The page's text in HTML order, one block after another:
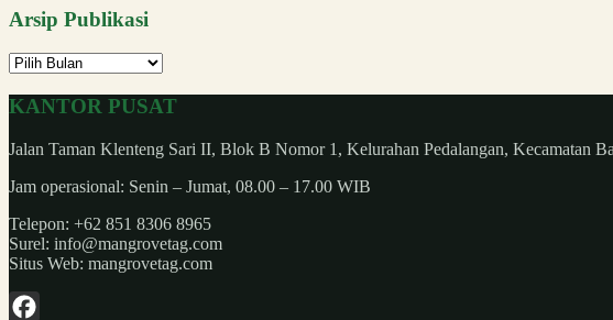
Arsip Publikasi
Arsip
KANTOR PUSAT
Jalan Taman Klenteng Sari II, Blok B Nomor 1, Kelurahan Pedalangan, Kecamatan
Jam operasional: Senin – Jumat, 08.00 – 17.00 WIB
Telepon: +62 851 8306 8965
Surel: info@mangrovetag.com
Situs Web: mangrovetag.com